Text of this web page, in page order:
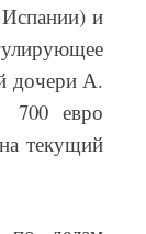
и
дочери А.
700 евро
текущий